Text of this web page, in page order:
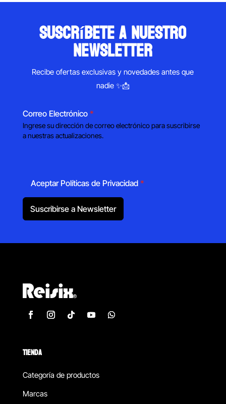
suscríbete a nuestro
newsletter
Recibe ofertas exclusivas y novedades antes que
nadie ✨📩
Correo Electrónico *
Ingrese su dirección de correo electrónico para suscribirse
a nuestras actualizaciones.
Aceptar Políticas de Privacidad *
Suscribirse a Newsletter
TIENDA
Categoría de productos
Marcas